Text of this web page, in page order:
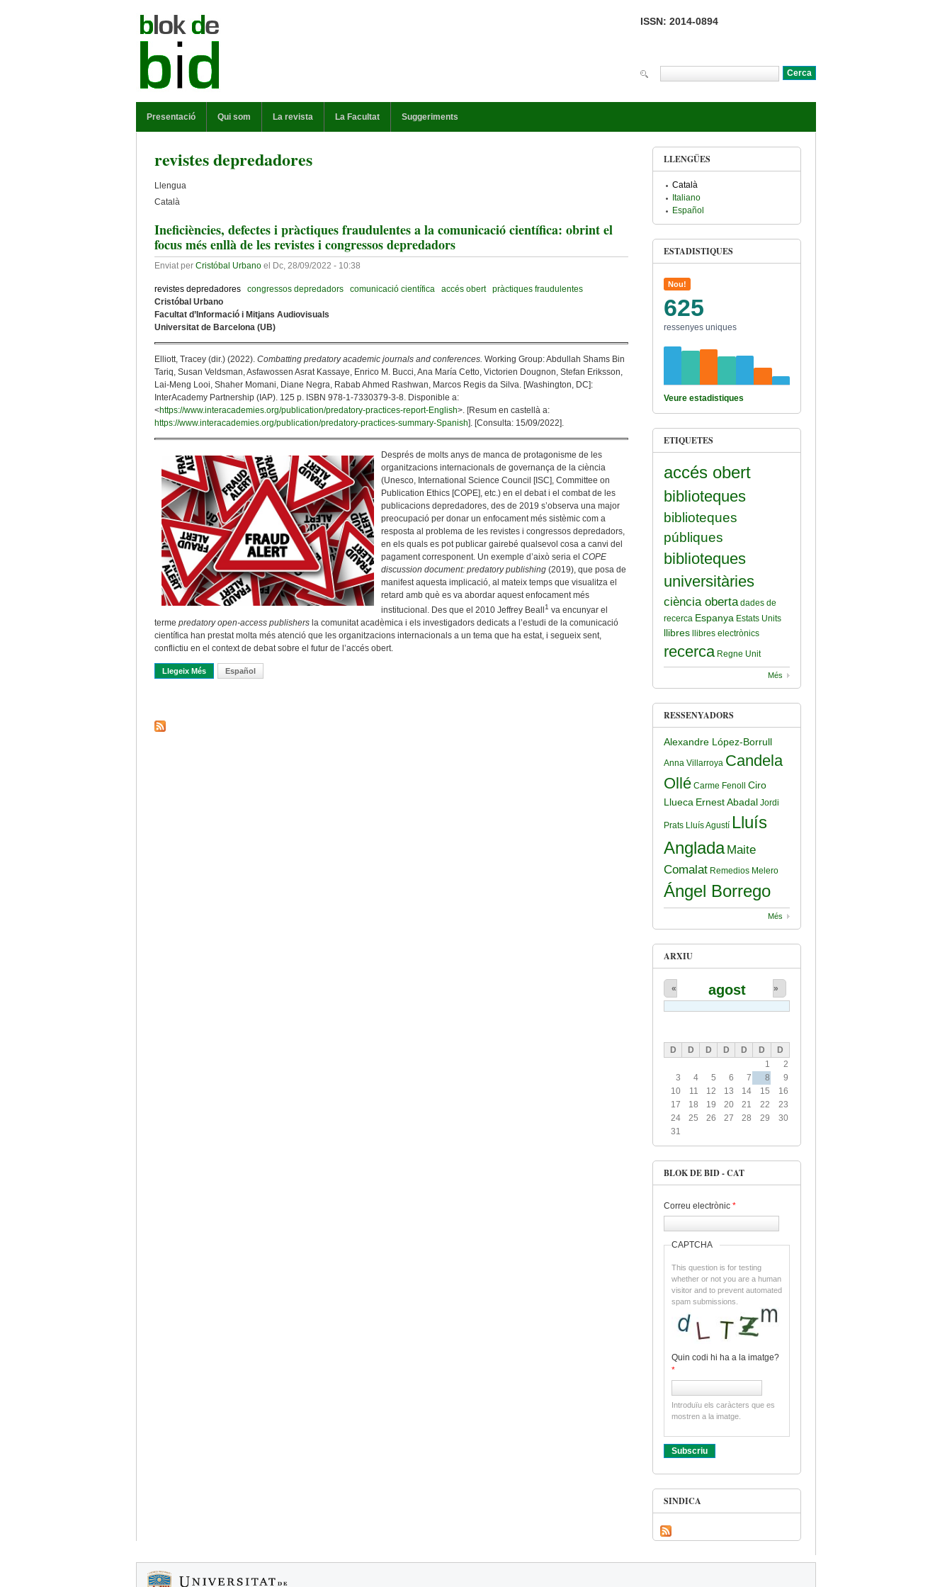
ISSN: 2014-0894
Presentació Qui som La revista La Facultat Suggeriments
revistes depredadores
Llengua
Català
Ineficiències, defectes i pràctiques fraudulentes a la comunicació científica: obrint el
focus més enllà de les revistes i congressos depredadors
Enviat per Cristóbal Urbano el Dc, 28/09/2022 - 10:38
revistes depredadores congressos depredadors comunicació científica accés obert
pràctiques fraudulentes
Cristóbal Urbano
Facultat d’Informació i Mitjans Audiovisuals
Universitat de Barcelona (UB)
Elliott, Tracey (dir.) (2022). Combatting predatory academic journals and conferences. Working Group: Abdullah Shams Bin
Tariq, Susan Veldsman, Asfawossen Asrat Kassaye, Enrico M. Bucci, Ana María Cetto, Victorien Dougnon, Stefan Eriksson,
Lai-Meng Looi, Shaher Momani, Diane Negra, Rabab Ahmed Rashwan, Marcos Regis da Silva. [Washington, DC]:
InterAcademy Partnership (IAP). 125 p. ISBN 978-1-7330379-3-8. Disponible a:
<https://www.interacademies.org/publication/predatory-practices-report-English>. [Resum en castellà a:
https://www.interacademies.org/publication/predatory-practices-summary-Spanish]. [Consulta: 15/09/2022].
Després de molts anys de manca de protagonisme de les
organitzacions internacionals de governança de la ciència
(Unesco, International Science Council [ISC], Committee on
Publication Ethics [COPE], etc.) en el debat i el combat de les
publicacions depredadores, des de 2019 s’observa una major
preocupació per donar un enfocament més sistèmic com a
resposta al problema de les revistes i congressos depredadors,
en els quals es pot publicar gairebé qualsevol cosa a canvi del
pagament corresponent. Un exemple d’això seria el COPE
discussion document: predatory publishing (2019), que posa de
manifest aquesta implicació, al mateix temps que visualitza el
retard amb què es va abordar aquest enfocament més
institucional. Des que el 2010 Jeffrey Beall
1 va encunyar el
terme predatory open-access publishers la comunitat acadèmica i els investigadors dedicats a l’estudi de la comunicació
científica han prestat molta més atenció que les organitzacions internacionals a un tema que ha estat, i segueix sent,
conflictiu en el context de debat sobre el futur de l’accés obert.
Llegeix Més Sobre Ineficiències, Defectes I Pràctiques Fraudulentes A La Comunicació Científica: Obrint El Focus Més Enllà De Les Revistes I Congressos Depredadors
Español
LLENGÜES
Català
Italiano
Español
ESTADISTIQUES
Nou!
625
ressenyes uniques
Veure estadistiques
ETIQUETES
accés obert
biblioteques
biblioteques
públiques
biblioteques
universitàries
ciència oberta dades de
recerca Espanya Estats Units
llibres llibres electrònics
recerca Regne Unit
Més
RESSENYADORS
Alexandre López-Borrull
Anna Villarroya Candela
Ollé Carme Fenoll
Ciro
Llueca Ernest Abadal Jordi
Prats Lluís Agustí Lluís
Anglada Maite
Comalat Remedios Melero
Ángel Borrego
Més
ARXIU
agost
« »
D D D D D D
D
1
2
3
4 5 6 7 8
9
10
11 12 13 14 15
16
17
18 19 20 21 22
23
24
25 26 27 28 29
30
31
BLOK DE BID - CAT
Correu electrònic *
CAPTCHA
This question is for testing
whether or not you are a human
visitor and to prevent automated
spam submissions.
Quin codi hi ha a la imatge?
*
Introduïu els caràcters que es
mostren a la imatge.
SINDICA